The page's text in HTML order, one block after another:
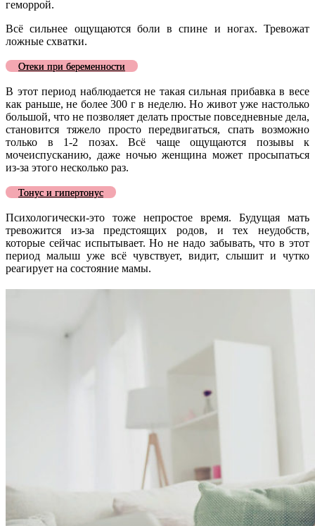
геморрой.
Всё сильнее ощущаются боли в спине и ногах. Тревожат
ложные схватки.
Отеки при беременности
В этот период наблюдается не такая сильная прибавка в весе
как раньше, не более 300 г в неделю. Но живот уже настолько
большой, что не позволяет делать простые повседневные дела,
становится тяжело просто передвигаться, спать возможно
только в 1-2 позах. Всё чаще ощущаются позывы к
мочеиспусканию, даже ночью женщина может просыпаться
из-за этого несколько раз.
Тонус и гипертонус
Психологически-это тоже непростое время. Будущая мать
тревожится из-за предстоящих родов, и тех неудобств,
которые сейчас испытывает. Но не надо забывать, что в этот
период малыш уже всё чувствует, видит, слышит и чутко
реагирует на состояние мамы.